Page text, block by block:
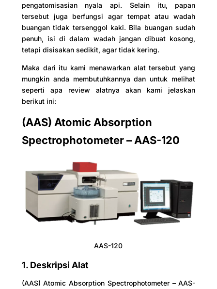
pengatomisasian nyala api. Selain itu, papan
tersebut juga berfungsi agar tempat atau wadah
buangan tidak tersenggol kaki. Bila buangan sudah
penuh, isi di dalam wadah jangan dibuat kosong,
tetapi disisakan sedikit, agar tidak kering.
Maka dari itu kami menawarkan alat tersebut yang
mungkin anda membutuhkannya dan untuk melihat
seperti apa review alatnya akan kami jelaskan
berikut ini:
(AAS) Atomic Absorption
Spectrophotometer – AAS-120
AAS-120
1. Deskripsi Alat
(AAS) Atomic Absorption Spectrophotometer – AAS-